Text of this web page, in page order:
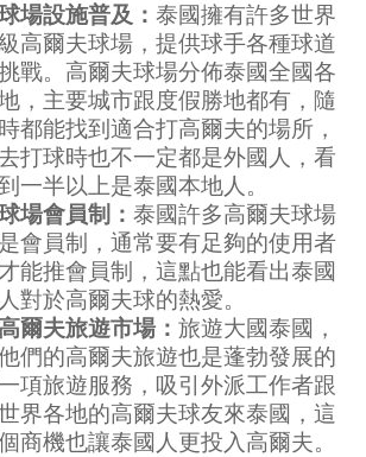
場設施普及：泰國擁有許多世界
高爾夫球場，提供球手各種球道
戰。高爾夫球場分佈泰國全國各
，主要城市跟度假勝地都有，隨
時都能找到適合打高爾夫的場所，
打球時也不一定都是外國人，看
一半以上是泰國本地人。
場會員制：泰國許多高爾夫球場
是會員制，通常要有足夠的使用者
能推會員制，這點也能看出泰國
人對於高爾夫球的熱愛。
爾夫旅遊市場：旅遊大國泰國，
們的高爾夫旅遊也是蓬勃發展的
一項旅遊服務，吸引外派工作者跟
界各地的高爾夫球友來泰國，這
商機也讓泰國人更投入高爾夫。